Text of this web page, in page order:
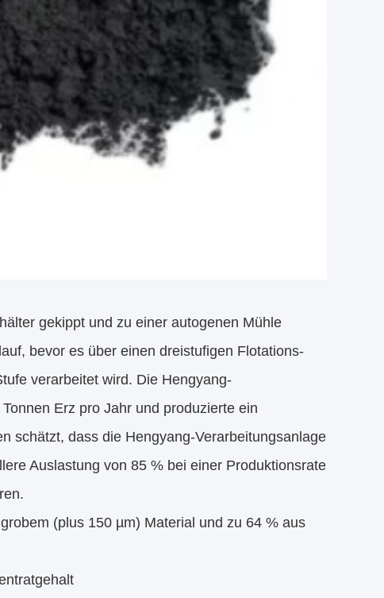
gekippt und zu einer autogenen Mühle
bevor es über einen dreistufigen Flotations-
verarbeitet wird. Die Hengyang-
Erz pro Jahr und produzierte ein
schätzt, dass die Hengyang-Verarbeitungsanlage
Auslastung von 85 % bei einer Produktionsrate
(plus 150 µm) Material und zu 64 % aus